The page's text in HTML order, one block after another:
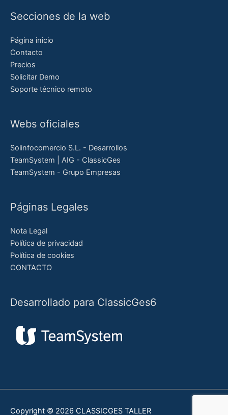
Secciones de la web
Página inicio
Contacto
Precios
Solicitar Demo
Soporte técnico remoto
Webs oficiales
Solinfocomercio S.L. - Desarrollos
TeamSystem | AIG - ClassicGes
TeamSystem - Grupo Empresas
Páginas Legales
Nota Legal
Política de privacidad
Política de cookies
CONTACTO
Desarrollado para ClassicGes6
Copyright © 2026 CLASSICGES TALLER